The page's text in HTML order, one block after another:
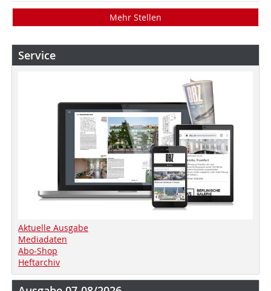
Mehr Stellen
Service
Aktuelle Ausgabe
Mediadaten
Abo-Shop
Heftarchiv